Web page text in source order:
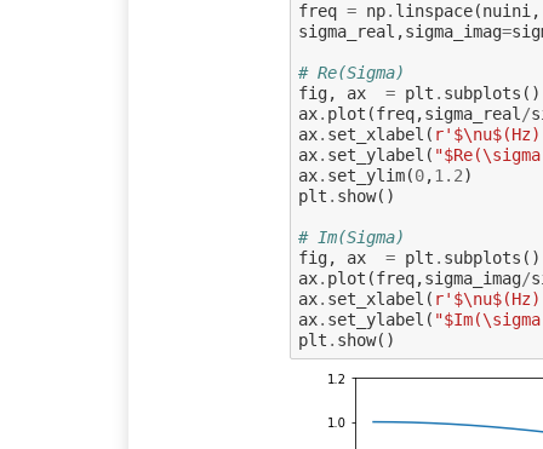
freq = np. linspace(nuini ,
sigma_real ,sigma_imag=
# Re(Sigma)
fig, ax = plt . subplots ()
ax. plot (freq,sigma_real /
ax. set_xlabel ( r
ax. set_ylabel (
ax. set_ylim(0,1.2)
plt . show()
# Im(Sigma)
fig, ax = plt . subplots ()
ax. plot (freq,sigma_imag/
ax. set_xlabel ( r
ax. set_ylabel (
plt . show()